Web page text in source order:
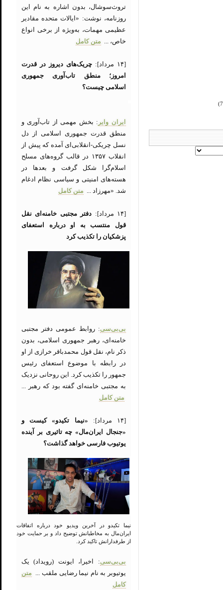
تروث‌سوشال، بدون اشاره به نام این
روزنامه، نوشت: «ایالات متحده مقادیر
عظیمی مهمات، به‌ویژه از برخی انواع
خاص، ... متن کامل
[۱۴ مرداد]:
چریک‌های دیروز در قدرت
امروز؛ منطق تاب‌آوری جمهوری
اسلامی چیست؟
ایران وایر : بخش مهمی از تاب‌آوری و
منطق قدرت جمهوری اسلامی از دل
نسل چریکی-انقلابی‌ای آمده که پیش از
انقلاب ۱۳۵۷ در قالب گروه‌های مسلح
اسلام‌گرا شکل گرفت و بعدها در
هسته‌های امنیتی و سیاسی نظام ادغام
شد. «مهرزاد ... متن کامل
[۱۴ مرداد]:
دفتر مجتبی خامنه‌ای نقل
قول منتسب به او درباره استعفای
پزشکیان را تکذیب کرد
بی‌بی‌سی: روابط عمومی دفتر مجتبی
خامنه‌ای، رهبر جمهوری اسلامی، بدون
ذکر نام، نقل قول محمدباقر خرازی از او
در رابطه با موضوع استعفای رئیس
جمهور را تکذیب کرد. این روحانی نزدیک
به مجتبی خامنه‌ای گفته بود که رهبر ...
متن کامل
[۱۴ مرداد]:
«نیما تکیدو» کیست و
«جنجال ایران‌مال» چه تاثیری بر آینده
یوتیوب فارسی خواهد گذاشت؟
نیما تکیدو در آخرین ویدیو خود درباره اتفاقات
ایران‌مال به مخاطبانش توضیح داد و بر حمایت خود
از طرفدارانش تاکید کرد.
بی‌بی‌سی: اخیرا، ایونت (رویداد) یک
یوتیوبر به نام نیما رضایی ملقب ... متن
کامل